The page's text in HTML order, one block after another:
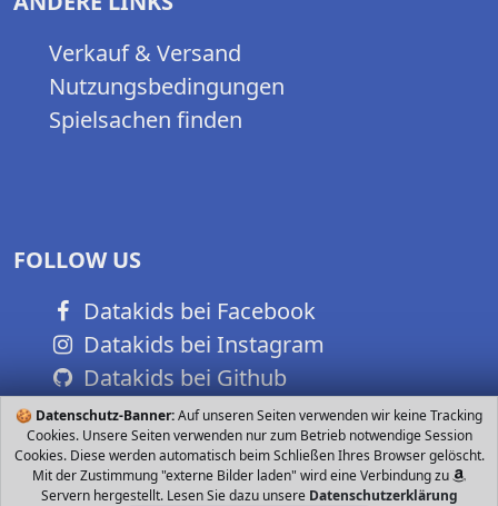
🍪 Datenschutz-Banner:Auf unseren Seiten verwenden wir keine Tracking
Cookies. Unsere Seiten verwenden nur zum Betrieb notwendige Session
Cookies. Diese werden automatisch beim Schließen Ihres Browser gelöscht.
Mit der Zustimmung "externe Bilder laden" wird eine Verbindung zu
Servern hergestellt. Lesen Sie dazu unsere Datenschutzerklärung
Verkauf & Versand
Nutzungsbedingungen
Spielsachen finden
FOLLOW US
Datakids bei Facebook
Datakids bei Instagram
Datakids bei Github